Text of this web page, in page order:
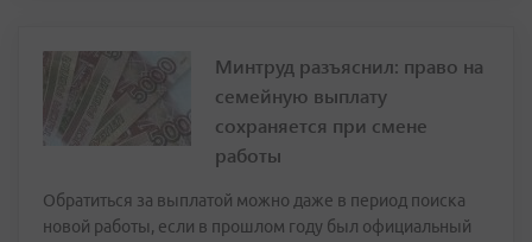
Минтруд разъяснил: право на
семейную выплату
сохраняется при смене
работы
Обратиться за выплатой можно даже в период поиска
новой работы, если в прошлом году был официальный